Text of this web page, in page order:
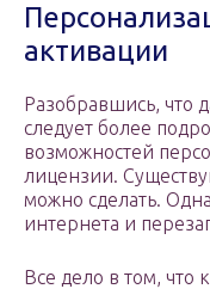
активации
Разобравшись, что
следует более
возможностей
лицензии.
можно сделать.
интернета и
Все дело в том, что